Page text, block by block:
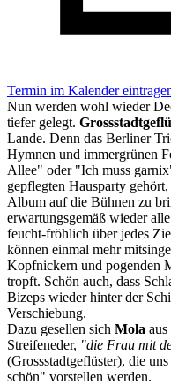
Termin im Kalender
Nun werden wohl wieder
tiefer gelegt.
Lande. Denn das Berliner
Hymnen und immergrünen
Allee" oder "Ich muss
gepflegten Hausparty
Album auf die Bühnen zu
erwartungsgemäß wieder
feucht-fröhlich über jedes
können einmal mehr
Kopfnickern und pogenden
tropft. Schön auch, dass
Bizeps wieder hinter der
Verschiebung.
Dazu gesellen sich Mola
Streifeneder, "die Frau mit
(Grossstadtgeflüster), die
schön" vorstellen werden.